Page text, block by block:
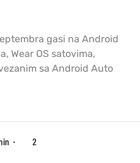
gasi na Android
Wear OS satovima,
sa Android Auto
2